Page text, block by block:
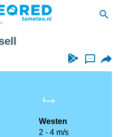
...
Westen
2
4 m/s